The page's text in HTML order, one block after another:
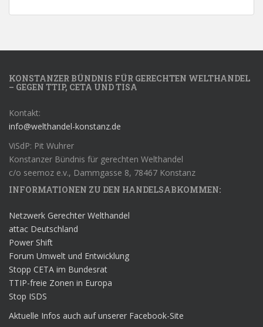
KONSTANZER BÜNDNIS FÜR GERECHTEN WELTHANDEL
– GEGEN TTIP, CETA UND TISA
Kontakt:
info@welthandel-konstanz.de
ViSdP: Pit Wuhrer
Konstanzer Bündnis für gerechten Welthandel
c/o seemoz e.v., Dammgasse 8, 78467 Konstanz
INFORMATIONEN ZU DEN HANDELSABKOMMEN:
Netzwerk Gerechter Welthandel
attac Deutschland
Power Shift
Forum Umwelt und Entwicklung
Stopp CETA im Bundesrat
TTIP-freie Zonen in Europa
Stop ISDS
Aktuelle Infos auch auf unserer Facebook-Site